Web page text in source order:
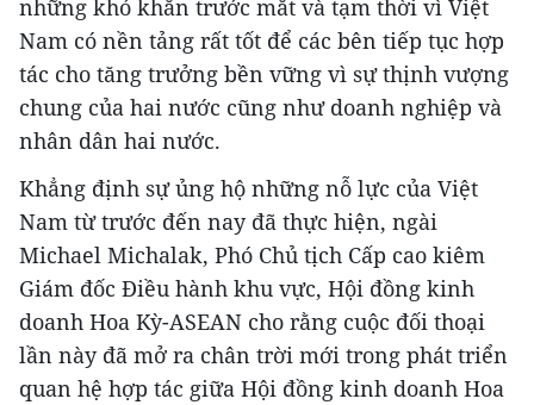
những khó khăn trước mắt và tạm thời vì Việt
Nam có nền tảng rất tốt để các bên tiếp tục hợp
tác cho tăng trưởng bền vững vì sự thịnh vượng
chung của hai nước cũng như doanh nghiệp và
nhân dân hai nước.
Khẳng định sự ủng hộ những nỗ lực của Việt
Nam từ trước đến nay đã thực hiện, ngài
Michael Michalak, Phó Chủ tịch Cấp cao kiêm
Giám đốc Điều hành khu vực, Hội đồng kinh
doanh Hoa Kỳ-ASEAN cho rằng cuộc đối thoại
lần này đã mở ra chân trời mới trong phát triển
quan hệ hợp tác giữa Hội đồng kinh doanh Hoa